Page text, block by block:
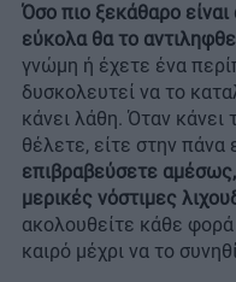
Όσο πιο ξεκάθαρο
εύκολα θα το
γνώμη ή έχετε ένα
δυσκολευτεί να το
κάνει λάθη. Όταν κάνει
θέλετε, είτε στην πάνα
επιβραβεύσετε
μερικές νόστιμες
ακολουθείτε κάθε φορά
καιρό μέχρι να το